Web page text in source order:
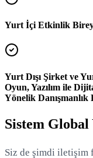
Yurt İçi Etkinlik
Yurt Dışı Şirket ve
Oyun, Yazılım ile
Yönelik Danışmanlık
Sistem Global
Siz de şimdi iletişim